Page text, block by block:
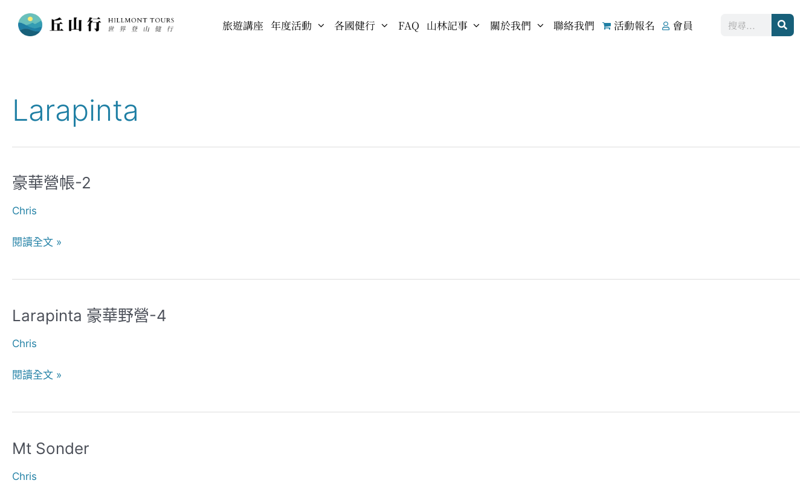
旅遊講座 年度活動 各國健行 FAQ 山林記事 關於我們 聯絡我們 活動報名 會員
搜
Larapinta
豪華營帳-2
Chris
豪
營
閱讀全文 »
Larapinta 豪華野營-4
Chris
Larapinta
華
營-4
閱讀全文 »
Mt Sonder
Chris
Mt